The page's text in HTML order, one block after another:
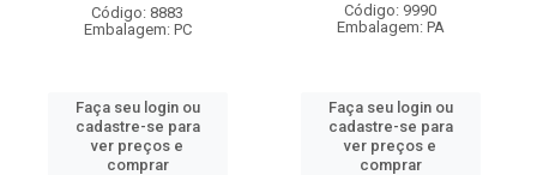
Código: 8883
Embalagem: PC
Faça seu login ou
cadastre-se para
ver preços e
comprar
Código: 9990
Embalagem: PA
Faça seu login ou
cadastre-se para
ver preços e
comprar